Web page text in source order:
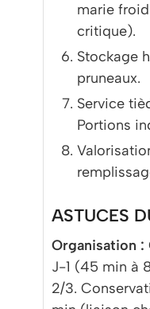
marie
critique).
Stockage
pruneaux.
Service
Portions
ASTUCES
Organisation :
J-1 (45 min à
2/3.